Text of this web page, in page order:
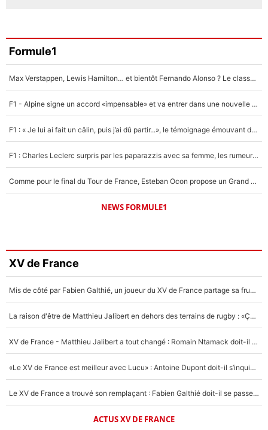
Formule1
Max Verstappen, Lewis Hamilton… et bientôt Fernando Alonso ? Le classement des pilotes les mieux payés en Formule 1 risque de changer !
F1 - Alpine signe un accord «impensable» et va entrer dans une nouvelle dimension : Grande nouvelle pour Pierre Gasly !
F1 : « Je lui ai fait un câlin, puis j’ai dû partir...», le témoignage émouvant de Max Verstappen sur sa fille
F1 : Charles Leclerc surpris par les paparazzis avec sa femme, les rumeurs étaient vraies !
Comme pour le final du Tour de France, Esteban Ocon propose un Grand Prix de Formule 1 à Paris : «Autour de l’Arc de Triomphe, ce serait génial» !
NEWS FORMULE1
XV de France
Mis de côté par Fabien Galthié, un joueur du XV de France partage sa frustration : «ils ne me l’ont pas dit tout de suite»
La raison d'être de Matthieu Jalibert en dehors des terrains de rugby : «Ça m'atteint autant que si tu touches à un membre de ma famille»
XV de France - Matthieu Jalibert a tout changé : Romain Ntamack doit-il s’inquiéter pour sa place à un an de la Coupe du monde ?
«Le XV de France est meilleur avec Lucu» : Antoine Dupont doit-il s’inquiéter pour sa place ?
Le XV de France a trouvé son remplaçant : Fabien Galthié doit-il se passer d'Antoine Dupont ?
ACTUS XV DE FRANCE